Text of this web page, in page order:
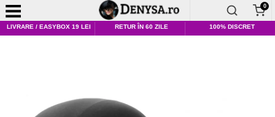
0
LIVRARE / EASYBOX 19 LEI RETUR ÎN 60 ZILE 100% DISCRET